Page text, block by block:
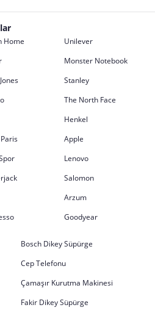
Home
Unilever
Monster Notebook
Stanley
The North Face
Henkel
Apple
Lenovo
Salomon
Arzum
Goodyear
Bosch Dikey Süpürge
Cep Telefonu
Çamaşır Kurutma Makinesi
Fakir Dikey Süpürge